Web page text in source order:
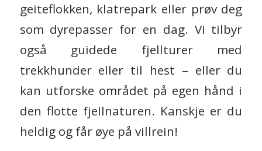
geiteflokken, klatrepark eller prøv deg
som dyrepasser for en dag. Vi tilbyr
også guidede fjellturer med
trekkhunder eller til hest – eller du
kan utforske området på egen hånd i
den flotte fjellnaturen. Kanskje er du
heldig og får øye på villrein!